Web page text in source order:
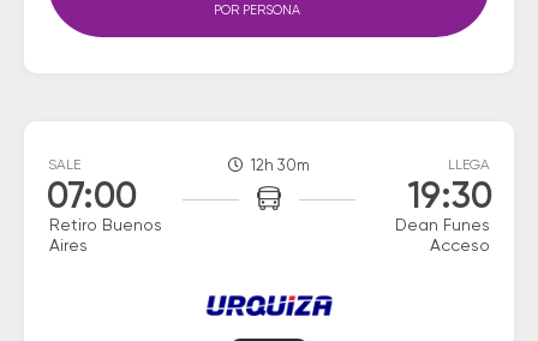
POR PERSONA
SALE
07:00
Retiro Buenos
Aires
12h 30m LLEGA
19:30
Dean Funes
Acceso